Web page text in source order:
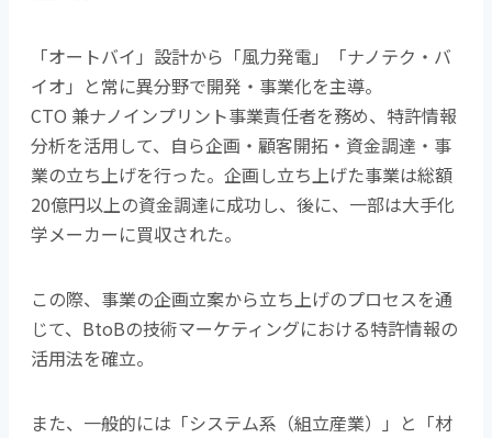
「オートバイ」設計から「風力発電」「ナノテク・バ
イオ」と常に異分野で開発・事業化を主導。
CTO 兼ナノインプリント事業責任者を務め、特許情報
分析を活用して、自ら企画・顧客開拓・資金調達・事
業の立ち上げを行った。企画し立ち上げた事業は総額
20億円以上の資金調達に成功し、後に、一部は大手化
学メーカーに買収された。
この際、事業の企画立案から立ち上げのプロセスを通
じて、BtoBの技術マーケティングにおける特許情報の
活用法を確立。
また、一般的には「システム系（組立産業）」と「材